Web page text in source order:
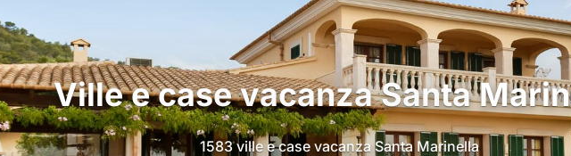
Ville e case vacanza Santa
1583 ville e case vacanza Santa Marinella